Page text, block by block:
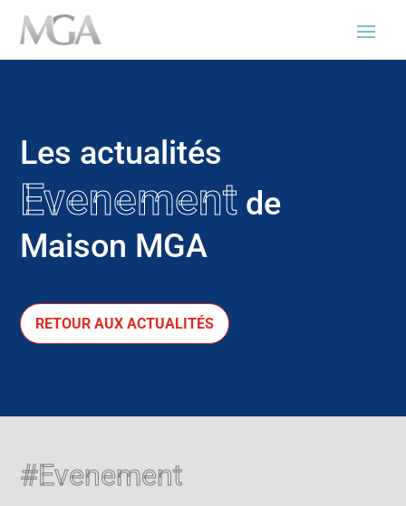
Les actualités
Evenement de
Maison MGA
RETOUR AUX ACTUALITÉS
#Evenement